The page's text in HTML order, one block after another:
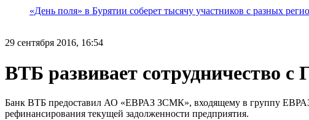
«День поля» в Бурятии соберет тысячу участников с разных
29 сентября 2016, 16:54
ВТБ развивает сотрудничество
Банк ВТБ предоставил АО «ЕВРАЗ ЗСМК», входящему в группу ЕВРАЗ,
рефинансирования текущей задолженности предприятия.